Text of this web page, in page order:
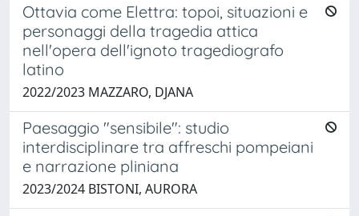
Ottavia come Elettra: topoi, situazioni e
personaggi della tragedia attica
nell'opera dell'ignoto tragediografo
latino
2022/2023 MAZZARO, DJANA
Paesaggio "sensibile": studio
interdisciplinare tra affreschi pompeiani
e narrazione pliniana
2023/2024 BISTONI, AURORA